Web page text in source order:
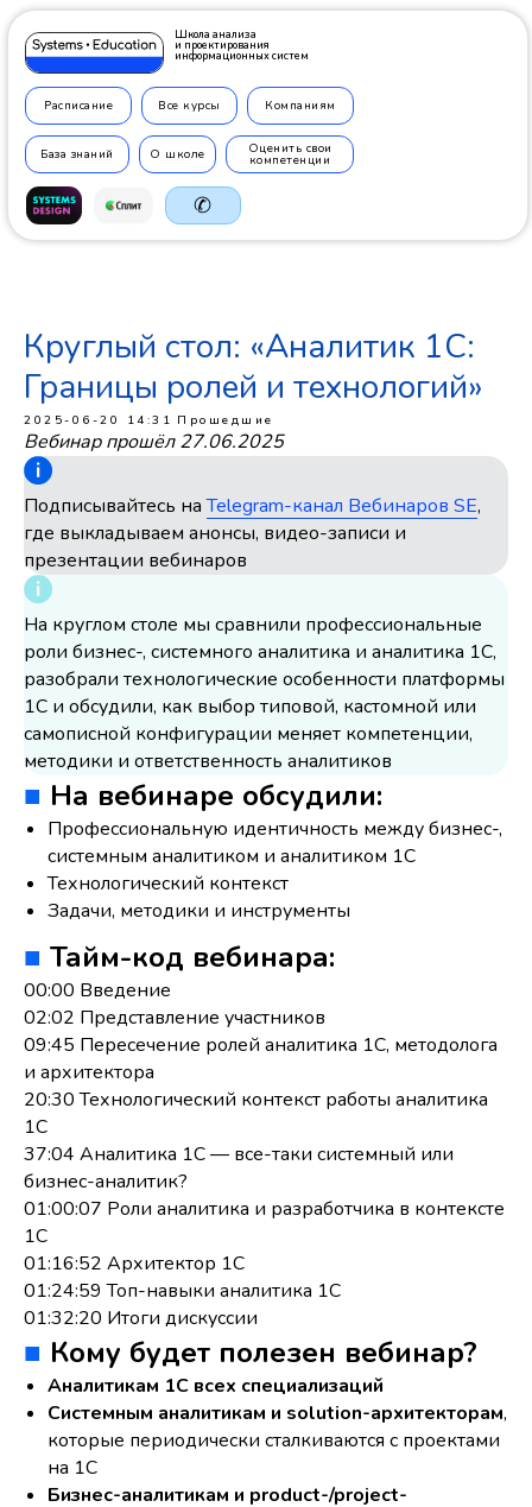
Школа анализа
и проектирования
информационных систем
+7 499
Расписание Все курсы Компаниям
Оценить свои
компетенции
База знаний О школе
✆
Круглый стол: «Аналитик 1С:
Границы ролей и технологий»
2025-06-20 14:31 Прошедшие
Вебинар прошёл 27.06.2025
Подписывайтесь наTelegram-канал Вебинаров SE,
где выкладываем анонсы, видео-записи и
презентации вебинаров
На круглом столе мы сравнили профессиональные
роли бизнес-, системного аналитика и аналитика 1С,
разобрали технологические особенности платформы
1С и обсудили, как выбор типовой, кастомной или
самописной конфигурации меняет компетенции,
методики и ответственность аналитиков
■ На вебинаре обсудили:
Профессиональную идентичность между бизнес-,
системным аналитиком и аналитиком 1С
Технологический контекст
Задачи, методики и инструменты
■ Тайм-код вебинара:
00:00 Введение
02:02 Представление участников
09:45 Пересечение ролей аналитика 1С, методолога
и архитектора
20:30 Технологический контекст работы аналитика
1С
37:04 Аналитика 1С — все-таки системный или
бизнес-аналитик?
01:00:07 Роли аналитика и разработчика в контексте
1С
01:16:52 Архитектор 1С
01:24:59 Топ-навыки аналитика 1С
01:32:20 Итоги дискуссии
■ Кому будет полезен вебинар?
Аналитикам 1С всех специализаций
Системным аналитикам и solution-архитекторам,
которые периодически сталкиваются с проектами
на 1С
Бизнес-аналитикам и product-/project-